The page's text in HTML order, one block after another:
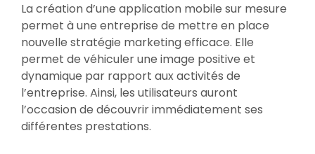
La création d’une application mobile sur mesure
permet à une entreprise de mettre en place
nouvelle stratégie marketing efficace. Elle
permet de véhiculer une image positive et
dynamique par rapport aux activités de
l’entreprise. Ainsi, les utilisateurs auront
l’occasion de découvrir immédiatement ses
différentes prestations.